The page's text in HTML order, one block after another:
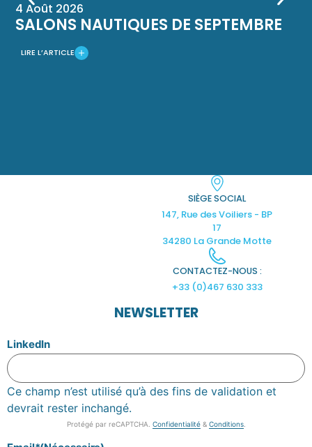
4 Août 2026
SALONS NAUTIQUES DE SEPTEMBRE
LIRE L’ARTICLE
SIÈGE SOCIAL
147, Rue des Voiliers - BP
17
34280 La Grande Motte
CONTACTEZ-NOUS :
+33 (0)467 630 333
NEWSLETTER
LinkedIn
Ce champ n’est utilisé qu’à des fins de validation et
devrait rester inchangé.
Protégé par reCAPTCHA. Confidentialité& Conditions.